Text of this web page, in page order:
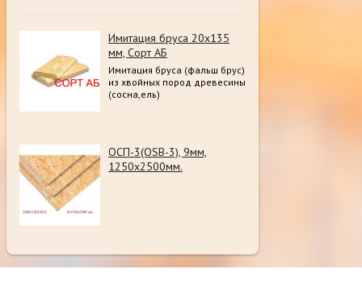
Имитация бруса 20х135
мм, Сорт АБ
Имитация бруса (фальш брус)
из хвойных пород древесины
(сосна,ель)
ОСП-3(OSB-3), 9мм,
1250х2500мм.